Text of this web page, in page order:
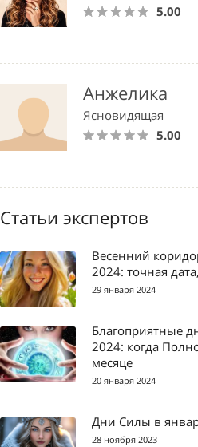
5.00
Анжелика
Ясновидящая
5.00
Статьи экспертов
Весенний
2024: точная
29 января 2024
Благоприятные
2024: когда
месяце
20 января 2024
Дни Силы в
28 ноября 2023